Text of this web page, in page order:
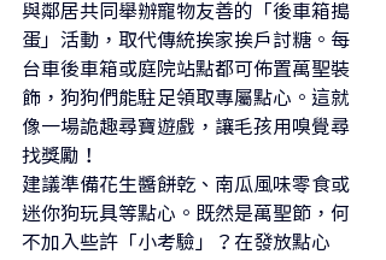
與鄰居共同舉辦寵物友善的「後車箱搗
蛋」活動，取代傳統挨家挨戶討糖。每
台車後車箱或庭院站點都可佈置萬聖裝
飾，狗狗們能駐足領取專屬點心。這就
像一場詭趣尋寶遊戲，讓毛孩用嗅覺尋
找獎勵！
建議準備花生醬餅乾、南瓜風味零食或
迷你狗玩具等點心。既然是萬聖節，何
不加入些許「小考驗」？在發放點心